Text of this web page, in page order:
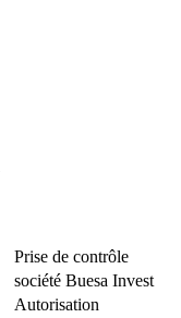
Prise de contrôle
société Buesa Invest
Autorisation